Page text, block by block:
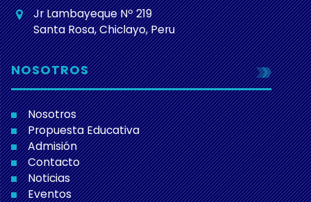
Jr Lambayeque Nº 219
Santa Rosa, Chiclayo, Peru
NOSOTROS
Nosotros
Propuesta Educativa
Admisión
Contacto
Noticias
Eventos